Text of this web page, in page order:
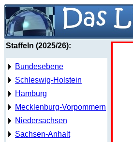
Staffeln (2025/26):
Bundesebene
Schleswig-Holstein
Hamburg
Mecklenburg-Vorpommern
Niedersachsen
Sachsen-Anhalt